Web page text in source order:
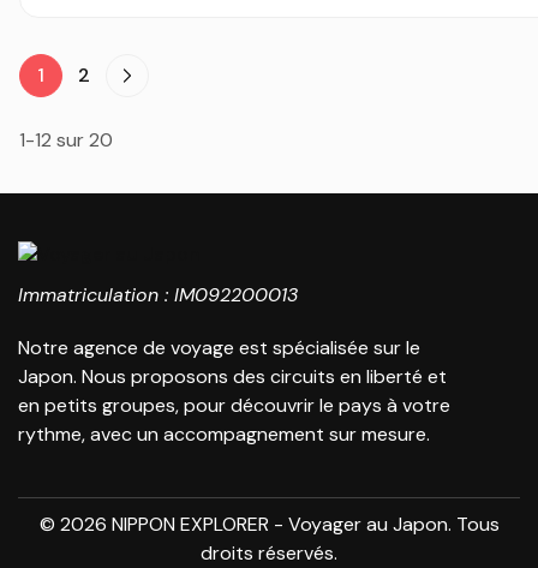
1 2
1-12 sur 20
Immatriculation : IM092200013
Notre agence de voyage est spécialisée sur le
Japon. Nous proposons des circuits en liberté et
en petits groupes, pour découvrir le pays à votre
rythme, avec un accompagnement sur mesure.
© 2026 NIPPON EXPLORER - Voyager au Japon. Tous
droits réservés.